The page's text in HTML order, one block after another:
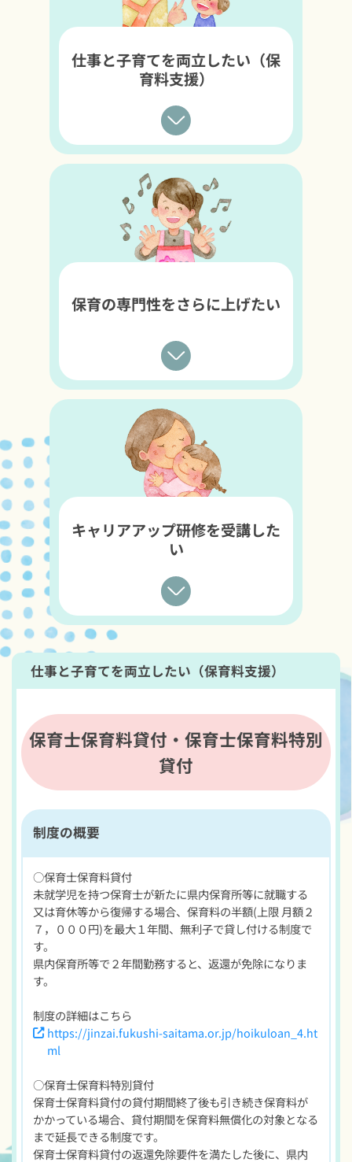
仕事と子育てを両立したい（保
育料支援）
保育の専門性をさらに上げたい
キャリアアップ研修を受講した
い
仕事と子育てを両立したい（保育料支援）
保育士保育料貸付・保育士保育料特別
貸付
制度の概要
○保育士保育料貸付
未就学児を持つ保育士が新たに県内保育所等に就職する
又は育休等から復帰する場合、保育料の半額(上限 月額２
７，０００円)を最大１年間、無利子で貸し付ける制度で
す。
県内保育所等で２年間勤務すると、返還が免除になりま
す。
制度の詳細はこちら
https://jinzai.fukushi-saitama.or.jp/hoikuloan_4.ht
ml
○保育士保育料特別貸付
保育士保育料貸付の貸付期間終了後も引き続き保育料が
かかっている場合、貸付期間を保育料無償化の対象となる
まで延長できる制度です。
保育士保育料貸付の返還免除要件を満たした後に、県内